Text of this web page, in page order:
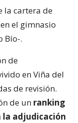
la cartera de
el gimnasio
Bío-.
de
en Viña del
de revisión.
de un ranking
la adjudicación